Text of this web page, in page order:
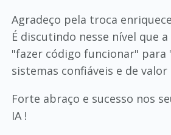
Agradeço pela troca
É discutindo nesse nível que
"fazer código funcionar"
sistemas confiáveis e de valor
Forte abraço e sucesso nos
IA !